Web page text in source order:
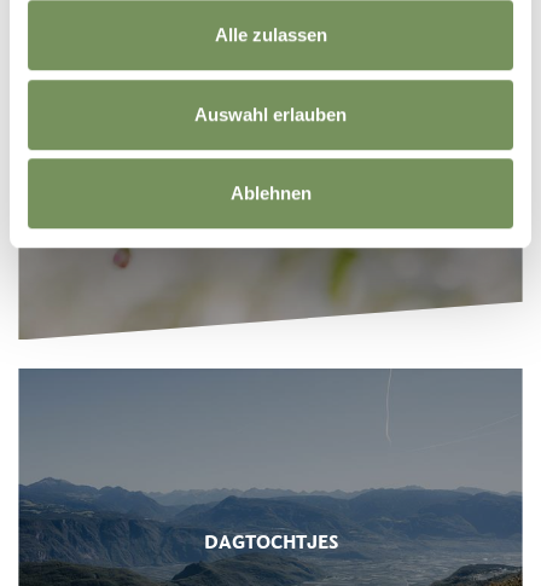
Alle zulassen
Auswahl erlauben
Ablehnen
HOOGTEPUNTEN
DAGTOCHTJES